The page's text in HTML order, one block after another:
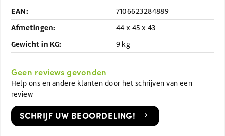
EAN: 7106623284889
Afmetingen: 44 x 45 x 43
Gewicht in KG: 9 kg
Geen reviews gevonden
Help ons en andere klanten door het schrijven van een
review
SCHRIJF UW BEOORDELING!